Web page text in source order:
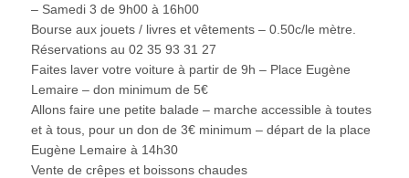
– Samedi 3 de 9h00 à 16h00
Bourse aux jouets / livres et vêtements – 0.50c/le mètre.
Réservations au 02 35 93 31 27
Faites laver votre voiture à partir de 9h – Place Eugène
Lemaire – don minimum de 5€
Allons faire une petite balade – marche accessible à toutes
et à tous, pour un don de 3€ minimum – départ de la place
Eugène Lemaire à 14h30
Vente de crêpes et boissons chaudes